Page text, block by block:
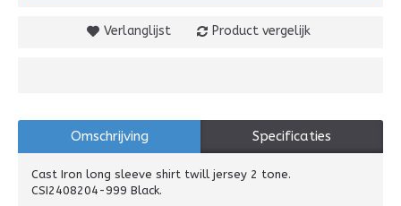
Verlanglijst Product vergelijk
Omschrijving Specificaties
Cast Iron long sleeve shirt twill jersey 2 tone.
CSI2408204-999 Black.